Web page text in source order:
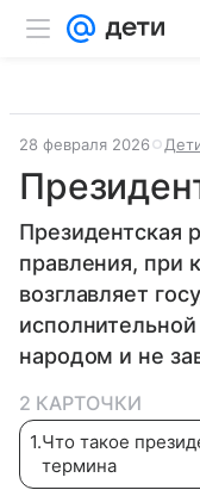
28 февраля 2026
Президентская
правления, при
возглавляет
народом и не
2 КАРТОЧКИ
1.Что такое
термина